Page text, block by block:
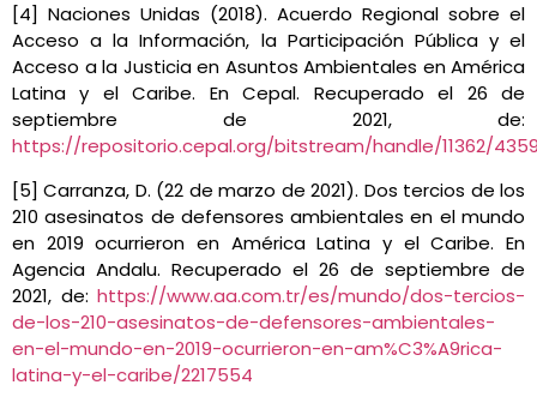
[4] Naciones Unidas (2018). Acuerdo Regional sobre el
Acceso a la Información, la Participación Pública y el
Acceso a la Justicia en Asuntos Ambientales en América
Latina y el Caribe. En Cepal. Recuperado el 26 de
septiembre de 2021, de:
https://repositorio.cepal.org/bitstream/handle/11362/
[5] Carranza, D. (22 de marzo de 2021). Dos tercios de los
210 asesinatos de defensores ambientales en el mundo
en 2019 ocurrieron en América Latina y el Caribe. En
Agencia Andalu. Recuperado el 26 de septiembre de
2021, de: https://www.aa.com.tr/es/mundo/dos-tercios-
de-los-210-asesinatos-de-defensores-ambientales-
en-el-mundo-en-2019-ocurrieron-en-am%C3%A9rica-
latina-y-el-caribe/2217554